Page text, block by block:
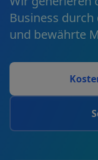
Business
und bewährte